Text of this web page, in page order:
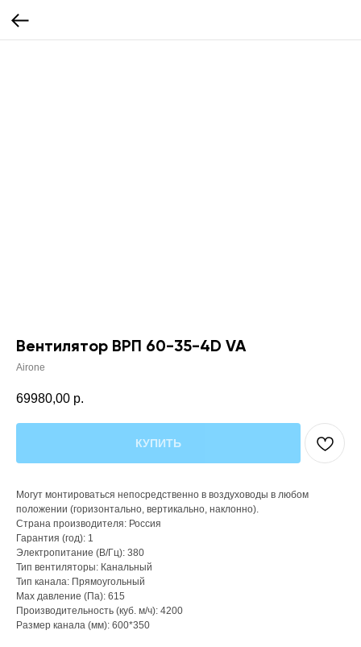
Вентилятор ВРП 60-35-4D VA
Airone
69980,00 р.
КУПИТЬ
Могут монтироваться непосредственно в воздуховоды в любом
положении (горизонтально, вертикально, наклонно).
Страна производителя: Россия
Гарантия (год): 1
Электропитание (В/Гц): 380
Тип вентиляторы: Канальный
Тип канала: Прямоугольный
Max давление (Па): 615
Производительность (куб. м/ч): 4200
Размер канала (мм): 600*350